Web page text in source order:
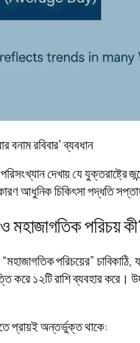
বনাম রবিবার’ ব্যবধান
দেখায় যে যুক্তরাষ্ট্রে
আধুনিক চিকিৎসা পদ্ধতি
মহাজাগতিক পরিচয়
পরিচয়ের”
করে ১২টি রাশি ব্যবহার করে।
প্রায়ই অন্তর্ভুক্ত থাকে: